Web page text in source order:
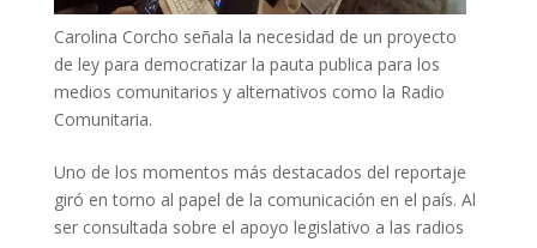
Carolina Corcho señala la necesidad de un proyecto
de ley para democratizar la pauta publica para los
medios comunitarios y alternativos como la Radio
Comunitaria.
Uno de los momentos más destacados del reportaje
giró en torno al papel de la comunicación en el país. Al
ser consultada sobre el apoyo legislativo a las radios